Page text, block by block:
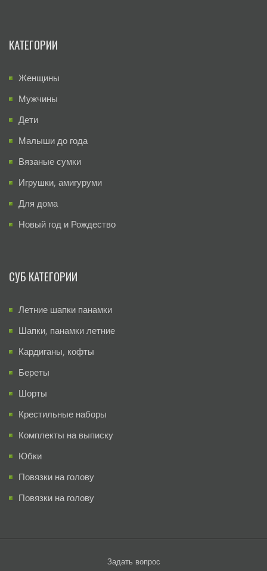
КАТЕГОРИИ
Женщины
Мужчины
Дети
Малыши до года
Вязаные сумки
Игрушки, амигуруми
Для дома
Новый год и Рождество
СУБ КАТЕГОРИИ
Летние шапки панамки
Шапки, панамки летние
Кардиганы, кофты
Береты
Шорты
Крестильные наборы
Комплекты на выписку
Юбки
Повязки на голову
Повязки на голову
Задать вопрос